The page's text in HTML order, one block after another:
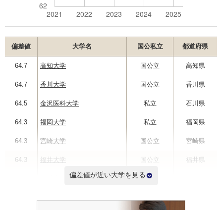
偏差値 大学名 国公私立 都道府県
64.7 高知大学 国公立 高知県
64.7 香川大学 国公立 香川県
64.5 金沢医科大学 私立 石川県
64.3 福岡大学 私立 福岡県
64.3 宮崎大学 国公立 宮崎県
64.3 福井大学 国公立 福井県
国公立
偏差値が近い大学を見る